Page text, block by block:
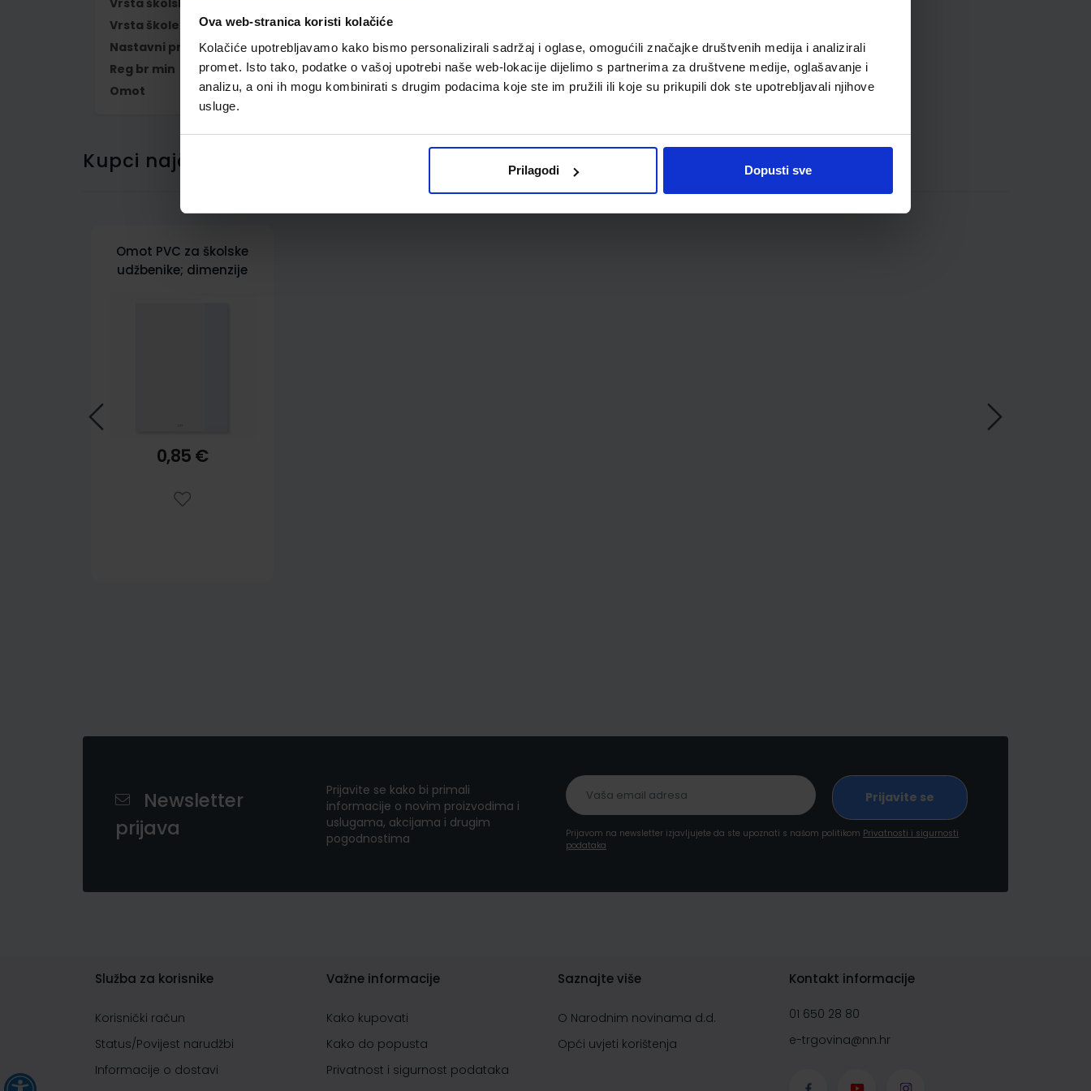
Ova web-stranica koristi kolačiće
Kolačiće upotrebljavamo kako bismo personalizirali sadržaj i oglase, omogućili značajke društvenih medija i analizirali
promet. Isto tako, podatke o vašoj upotrebi naše web-lokacije dijelimo s partnerima za društvene medije, oglašavanje i
analizu, a oni ih mogu kombinirati s drugim podacima koje ste im pružili ili koje su prikupili dok ste upotrebljavali njihove
usluge.
Prilagodi Dopusti sve
Vrsta školske knjige
Vrsta škole
1 OSNOVNA
Nastavni predmet
NJEMAČKI JEZIK
Reg br min
6876-DOM
Omot
500177
Kupci najčešće biraju..
Omot PVC za školske
udžbenike; dimenzije
0,85 €
Newsletter
prijava
Prijavite se kako bi primali
informacije o novim proizvodima i
uslugama, akcijama i drugim
pogodnostima
Prijavom na newsletter izjavljujete da ste upoznati s našom politikom Privatnosti i sigurnosti
podataka
Služba za korisnike
Korisnički račun
Status/Povijest narudžbi
Informacije o dostavi
Važne informacije
Kako kupovati
Kako do popusta
Privatnost i sigurnost podataka
Saznajte više
O Narodnim novinama d.d.
Opći uvjeti korištenja
Kontakt informacije
01 650 28 80
e-trgovina@nn.hr